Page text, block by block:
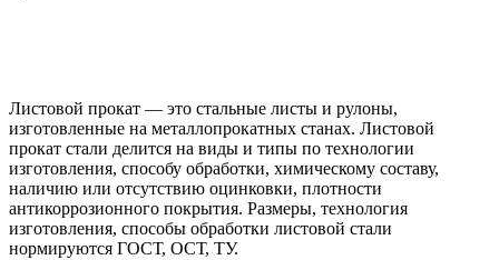
Листовой прокат — это стальные листы и рулоны,
изготовленные на металлопрокатных станах. Листовой
прокат стали делится на виды и типы по технологии
изготовления, способу обработки, химическому составу,
наличию или отсутствию оцинковки, плотности
антикоррозионного покрытия. Размеры, технология
изготовления, способы обработки листовой стали
нормируются ГОСТ, ОСТ, ТУ.